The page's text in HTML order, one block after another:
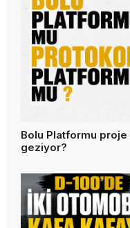
Bolu Platformu
geziyor?